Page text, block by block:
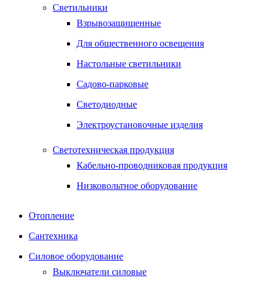
Светильники
Взрывозащищенные
Для общественного освещения
Настольные светильники
Садово-парковые
Светодиодные
Электроустановочные изделия
Светотехническая продукция
Кабельно-проводниковая продукция
Низковольтное оборудование
Отопление
Сантехника
Силовое оборудование
Выключатели силовые